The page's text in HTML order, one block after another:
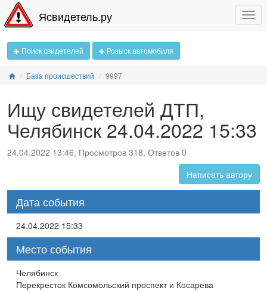
Ясвидетель.ру
Поиск свидетелей Розыск автомобиля
База происшествий 9997
Ищу свидетелей ДТП,
Челябинск 24.04.2022 15:33
24.04.2022 13:46, Просмотров 318, Ответов 0
Написать автору
Дата события
24.04.2022 15:33
Место события
Челябинск
Перекресток Комсомольский проспект и Косарева